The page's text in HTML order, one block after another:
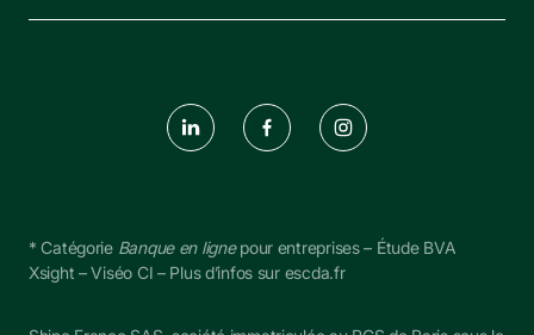
* Catégorie Banque en ligne pour entreprises – Étude BVA
Xsight – Viséo CI – Plus d’infos sur escda.fr